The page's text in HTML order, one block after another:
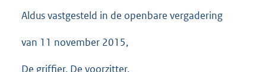
Aldus vastgesteld in de openbare vergadering
van 11 november 2015,
De griffier, De voorzitter,